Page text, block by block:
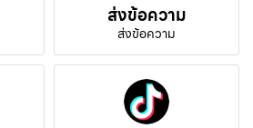
ส่งข้อความ
ส่งข้อความ